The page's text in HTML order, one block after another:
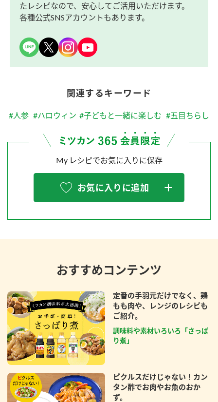
たレシピなので、安心してご活用いただけます。
各種公式SNSアカウントもあります。
関連するキーワード
#人参 #ハロウィン #子どもと一緒に楽しむ #五目ちらし
My レシピでお気に入りに保存
お気に入りに追加
おすすめコンテンツ
定番の手羽元だけでなく、鶏
もも肉や、レンジのレシピも
ご紹介。
調味料や素材いろいろ「さっぱ
り煮」
ピクルスだけじゃない！カン
タン酢でお肉やお魚のおか
ず。